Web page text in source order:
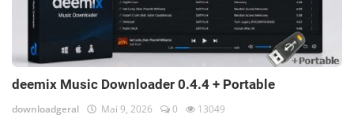
deemix Music Downloader 0.4.4 + Portable
downloadgeral Mai 9, 2026 0 13049